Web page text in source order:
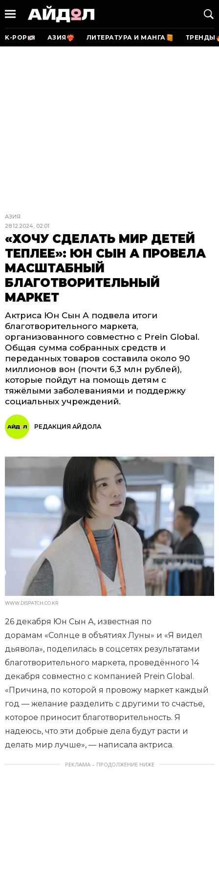
K-POP АЗИЯ ЛИТЕРАТУРА И МАНГА ТРЕНДЫ
АЗИЯ
28.12.2024, 02:01
«ХОЧУ СДЕЛАТЬ МИР ДЕТЕЙ
ТЕПЛЕЕ»: ЮН СЫН А ПРОВЕЛА
МАСШТАБНЫЙ
БЛАГОТВОРИТЕЛЬНЫЙ
МАРКЕТ
Актриса Юн Сын А подвела итоги
благотворительного маркета,
организованного совместно с Prein Global.
Общая сумма собранных средств и
переданных товаров составила около 90
миллионов вон (почти 6,3 млн рублей),
которые пойдут на помощь детям с
тяжёлыми заболеваниями и поддержку
социальных учреждений.
РЕДАКЦИЯ АЙДОЛА
WWW.DISPATCH.CO.KR
26 декабря Юн Сын А, известная по
дорамам «Солнце в объятиях Луны» и «Я видел
дьявола», поделилась в соцсетях результатами
благотворительного маркета, проведённого 14
декабря совместно с компанией Prein Global.
«Причина, по которой я провожу маркет каждый
год — желание разделить с другими то счастье,
которое приносит благотворительность. Я
надеюсь, что эти добрые дела будут расти и
делать мир лучше», — написала актриса.
РЕКЛАМА – ПРОДОЛЖЕНИЕ НИЖЕ